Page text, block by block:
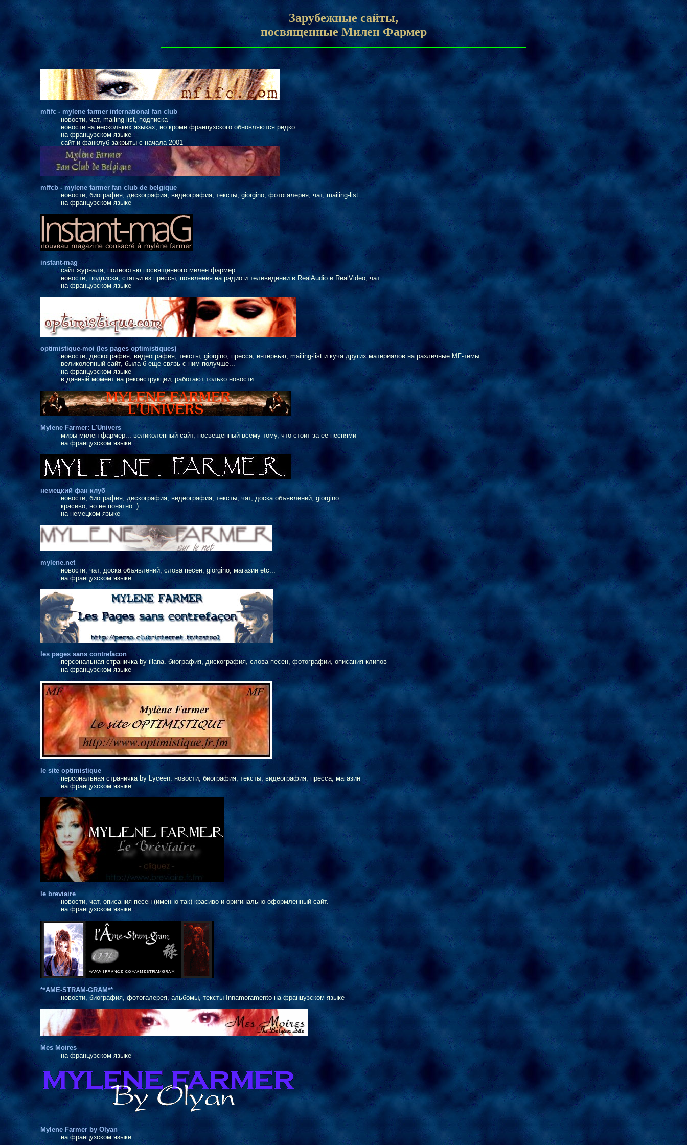
Зарубежные сайты,
посвященные Милен Фармер
mfifc - mylene farmer international fan club
новости, чат, mailing-list, подписка
новости на нескольких языках, но кроме французского обновляются редко
на французском языке
сайт и фанклуб закрыты с начала 2001
mffcb - mylene farmer fan club de belgique
новости, биография, дискография, видеография, тексты, giorgino, фотогалерея, чат, mailing-list
на французском языке
instant-mag
сайт журнала, полностью посвященного милен фармер
новости, подписка, статьи из прессы, появления на радио и телевидении в RealAudio и RealVideo, чат
на французском языке
optimistique-moi (les pages optimistiques)
новости, дискография, видеография, тексты, giorgino, пресса, интервью, mailing-list и куча других материалов на различные MF-темы
великолепный сайт, была б еще связь с ним получше...
на французском языке
в данный момент на реконструкции, работают только новости
Mylene Farmer: L'Univers
миры милен фармер... великолепный сайт, посвещенный всему тому, что стоит за ее песнями
на французском языке
немецкий фан клуб
новости, биография, дискография, видеография, тексты, чат, доска объявлений, giorgino...
красиво, но не понятно :)
на немецком языке
mylene.net
новости, чат, доска объявлений, слова песен, giorgino, магазин etc...
на французском языке
les pages sans contrefacon
персональная страничка by illana. биография, дискография, слова песен, фотографии, описания клипов
на французском языке
le site optimistique
персональная страничка by Lyceen. новости, биография, тексты, видеография, пресса, магазин
на французском языке
le breviaire
новости, чат, описания песен (именно так) красиво и оригинально оформленный сайт.
на французском языке
**AME-STRAM-GRAM**
новости, биография, фотогалерея, альбомы, тексты Innamoramento на французском языке
Mes Moires
на французском языке
Mylene Farmer by Olyan
на французском языке